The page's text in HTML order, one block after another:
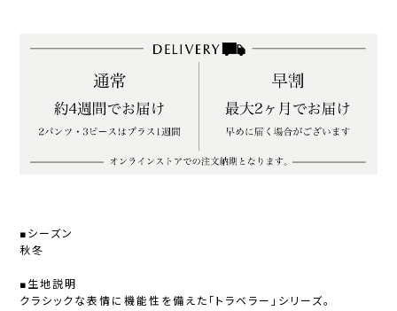
■シーズン
秋冬
■生地説明
クラシックな表情に機能性を備えた「トラベラー」シリーズ。